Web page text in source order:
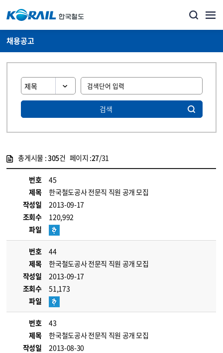
채용공고
검색
총게시물 :305건 페이지 :27/31
번호
45
제목
한국철도공사 전문직 직원 공개 모집
작성일
2013-09-17
조회수
120,992
파일
번호
44
제목
한국철도공사 전문직 직원 공개 모집
작성일
2013-09-17
조회수
51,173
파일
번호
43
제목
한국철도공사 전문직 직원 공개 모집
작성일
2013-08-30